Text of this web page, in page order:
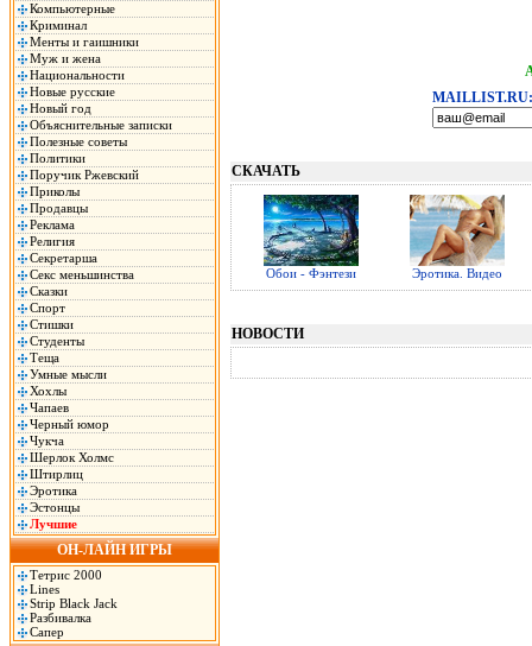
Компьютерные
Криминал
Менты и гаишники
Муж и жена
Национальности
Новые русские
Новый год
Объяснительные записки
Полезные советы
Политики
Поручик Ржевский
Приколы
Продавцы
Реклама
Религия
Секретарша
Секс меньшинства
Сказки
Спорт
Стишки
Студенты
Теща
Умные мысли
Хохлы
Чапаев
Черный юмор
Чукча
Шерлок Холмс
Штирлиц
Эротика
Эстонцы
Лучшие
ОН-ЛАЙН ИГРЫ
Тетрис 2000
Lines
Strip Black Jack
Разбивалка
Сапер
MAILLIST.RU:
СКАЧАТЬ
Обои - Фэнтези Эротика. Видео
НОВОСТИ